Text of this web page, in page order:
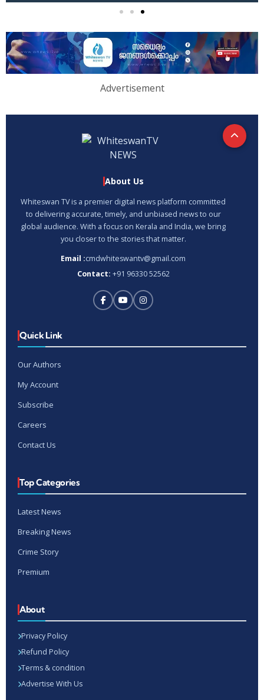
Advertisement
About Us
Whiteswan TV is a premier digital news platform committed
to delivering accurate, timely, and unbiased news to our
global audience. With a focus on Kerala and India, we bring
you closer to the stories that matter.
Email :cmdwhiteswantv@gmail.com
Contact: +91 96330 52562
Quick Link
Our Authors
My Account
Subscribe
Careers
Contact Us
Top Categories
Latest News
Breaking News
Crime Story
Premium
About
Privacy Policy
Refund Policy
Terms & condition
Advertise With Us